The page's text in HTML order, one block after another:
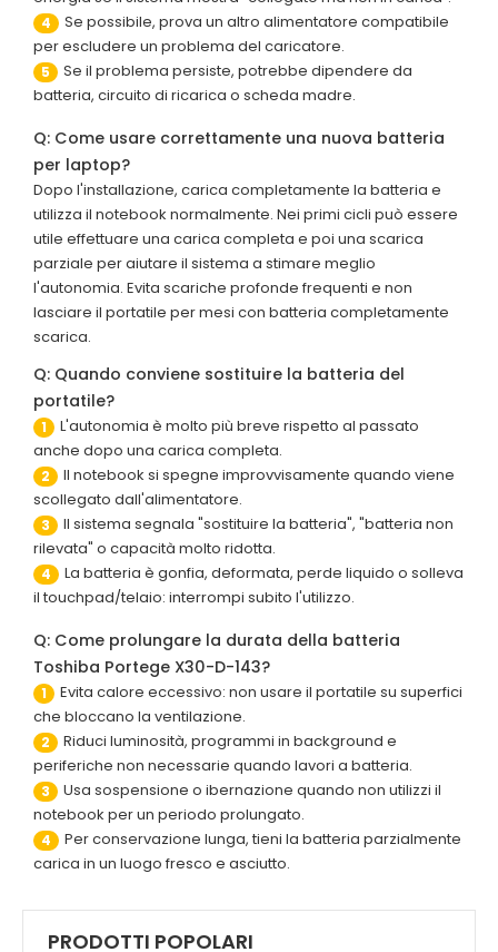
4
Se possibile, prova un altro alimentatore compatibile
per escludere un problema del caricatore.
5
Se il problema persiste, potrebbe dipendere da
batteria, circuito di ricarica o scheda madre.
Q: Come usare correttamente una nuova batteria
per laptop?
Dopo l'installazione, carica completamente la batteria e
utilizza il notebook normalmente. Nei primi cicli può essere
utile effettuare una carica completa e poi una scarica
parziale per aiutare il sistema a stimare meglio
l'autonomia. Evita scariche profonde frequenti e non
lasciare il portatile per mesi con batteria completamente
scarica.
Q: Quando conviene sostituire la batteria del
portatile?
1
L'autonomia è molto più breve rispetto al passato
anche dopo una carica completa.
2
Il notebook si spegne improvvisamente quando viene
scollegato dall'alimentatore.
3
Il sistema segnala "sostituire la batteria", "batteria non
rilevata" o capacità molto ridotta.
4
La batteria è gonfia, deformata, perde liquido o solleva
il touchpad/telaio: interrompi subito l'utilizzo.
Q: Come prolungare la durata della batteria
Toshiba Portege X30-D-143?
1
Evita calore eccessivo: non usare il portatile su superfici
che bloccano la ventilazione.
2
Riduci luminosità, programmi in background e
periferiche non necessarie quando lavori a batteria.
3
Usa sospensione o ibernazione quando non utilizzi il
notebook per un periodo prolungato.
4
Per conservazione lunga, tieni la batteria parzialmente
carica in un luogo fresco e asciutto.
PRODOTTI POPOLARI